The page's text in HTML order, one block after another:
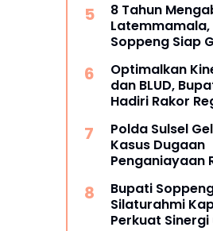
8 Tahun
Latemmamala,
Soppeng Siap
Agustus
Optimalkan
dan BLUD,
Hadiri Rakor
Polda Sulsel
Kasus Dugaan
Penganiayaan
Lanjut
Bupati
Silaturahmi
Perkuat